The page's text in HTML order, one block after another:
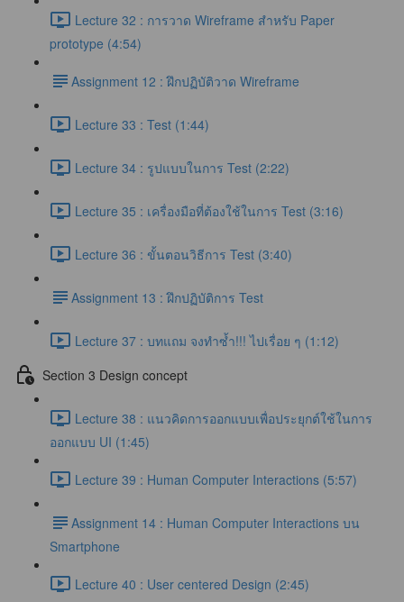
Lecture 32 : การวาด Wireframe สำหรับ Paper
prototype (4:54)
​Assignment 12 : ฝึกปฏิบัติวาด Wireframe
Lecture 33 : Test (1:44)
Lecture 34 : รูปแบบในการ Test (2:22)
Lecture 35 : เครื่องมือที่ต้องใช้ในการ Test (3:16)
Lecture 36 : ขั้นตอนวิธีการ Test (3:40)
​Assignment 13 : ฝึกปฏิบัติการ Test
Lecture 37 : บทแถม จงทำซ้ำ!!! ไปเรื่อย ๆ (1:12)
Section 3 Design concept
Lecture 38 : แนวคิดการออกแบบเพื่อประยุกต์ใช้ในการ
ออกแบบ UI (1:45)
Lecture 39 : Human Computer Interactions (5:57)
​Assignment 14 : Human Computer Interactions บน
Smartphone
Lecture 40 : User centered Design (2:45)